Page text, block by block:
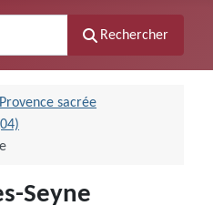
Rechercher
Provence sacrée
Seyne